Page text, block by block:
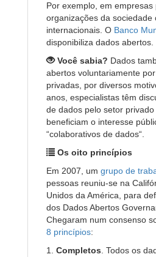
Por exemplo, em empresas
organizações da sociedade
internacionais. O Banco
disponibiliza dados abertos.
Você sabia? Dados
abertos voluntariamente
privadas, por diversos
anos, especialistas têm
de dados pelo setor
beneficiam o interesse
“colaborativos de dados“.
Os oito princípios
Em 2007, um grupo de
pessoas reuniu-se na
Unidos da América, para
dos Dados Abertos
Chegaram num consenso
8 princípios:
1. Completos . Todos os